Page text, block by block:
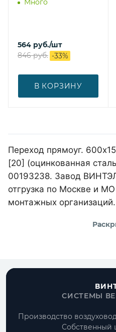
Много
564 руб./шт
846руб. -33%
В КОРЗИНУ
Переход прямоуг.
[20] (оцинкованная
00193238. Завод
отгрузка по Москве и
монтажных организаций.
СИСТЕМЫ
Производство
Собственный